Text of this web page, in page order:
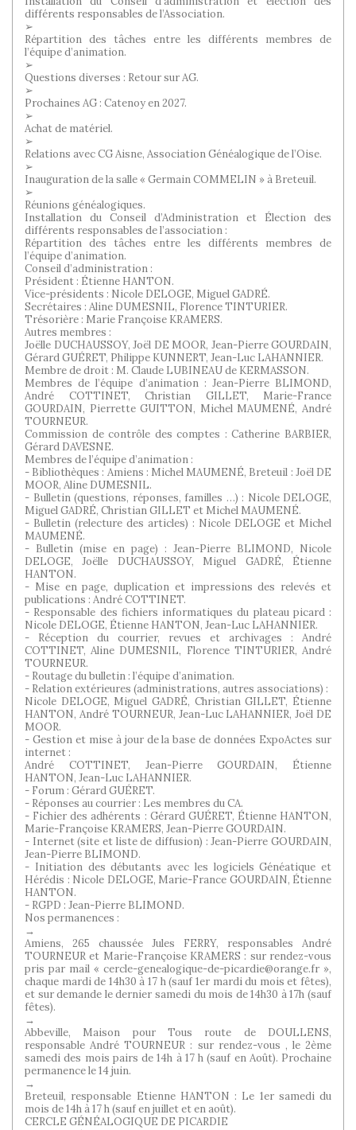
différents responsables de l’Association.
➢
Répartition des tâches entre les différents membres de
l’équipe d’animation.
➢
Questions diverses : Retour sur AG.
➢
Prochaines AG : Catenoy en 2027.
➢
Achat de matériel.
➢
Relations avec CG Aisne, Association Généalogique de l’Oise.
➢
Inauguration de la salle « Germain COMMELIN » à Breteuil.
➢
Réunions généalogiques.
Installation du Conseil d’Administration et Élection des
différents responsables de l’association :
Répartition des tâches entre les différents membres de
l’équipe d’animation.
Conseil d’administration :
Président : Étienne HANTON.
Vice-présidents : Nicole DELOGE, Miguel GADRÉ.
Secrétaires : Aline DUMESNIL, Florence TINTURIER.
Trésorière : Marie Françoise KRAMERS.
Autres membres :
Joëlle DUCHAUSSOY, Joël DE MOOR, Jean-Pierre GOURDAIN,
Gérard GUÉRET, Philippe KUNNERT, Jean-Luc LAHANNIER.
Membre de droit : M. Claude LUBINEAU de KERMASSON.
Membres de l’équipe d’animation : Jean-Pierre BLIMOND,
André COTTINET, Christian GILLET, Marie-France
GOURDAIN, Pierrette GUITTON, Michel MAUMENÉ, André
TOURNEUR.
Commission de contrôle des comptes : Catherine BARBIER,
Gérard DAVESNE.
Membres de l’équipe d’animation :
- Bibliothèques : Amiens : Michel MAUMENÉ, Breteuil : Joël DE
MOOR, Aline DUMESNIL.
- Bulletin (questions, réponses, familles …) : Nicole DELOGE,
Miguel GADRÉ, Christian GILLET et Michel MAUMENÉ.
- Bulletin (relecture des articles) : Nicole DELOGE et Michel
MAUMENÉ.
- Bulletin (mise en page) : Jean-Pierre BLIMOND, Nicole
DELOGE, Joëlle DUCHAUSSOY, Miguel GADRÉ, Étienne
HANTON.
- Mise en page, duplication et impressions des relevés et
publications : André COTTINET.
- Responsable des fichiers informatiques du plateau picard :
Nicole DELOGE, Étienne HANTON, Jean-Luc LAHANNIER.
- Réception du courrier, revues et archivages : André
COTTINET, Aline DUMESNIL, Florence TINTURIER, André
TOURNEUR.
- Routage du bulletin : l’équipe d’animation.
- Relation extérieures (administrations, autres associations) :
Nicole DELOGE, Miguel GADRÉ, Christian GILLET, Étienne
HANTON, André TOURNEUR, Jean-Luc LAHANNIER, Joël DE
MOOR.
- Gestion et mise à jour de la base de données ExpoActes sur
internet :
André COTTINET, Jean-Pierre GOURDAIN, Étienne
HANTON, Jean-Luc LAHANNIER.
- Forum : Gérard GUÉRET.
- Réponses au courrier : Les membres du CA.
- Fichier des adhérents : Gérard GUÉRET, Étienne HANTON,
Marie-Françoise KRAMERS, Jean-Pierre GOURDAIN.
- Internet (site et liste de diffusion) : Jean-Pierre GOURDAIN,
Jean-Pierre BLIMOND.
- Initiation des débutants avec les logiciels Généatique et
Hérédis : Nicole DELOGE, Marie-France GOURDAIN, Étienne
HANTON.
- RGPD : Jean-Pierre BLIMOND.
Nos permanences :
→
Amiens, 265 chaussée Jules FERRY, responsables André
TOURNEUR et Marie-Françoise KRAMERS : sur rendez-vous
pris par mail « cercle-genealogique-de-picardie@orange.fr »,
chaque mardi de 14h30 à 17 h (sauf 1er mardi du mois et fêtes),
et sur demande le dernier samedi du mois de 14h30 à 17h (sauf
fêtes).
→
Abbeville, Maison pour Tous route de DOULLENS,
responsable André TOURNEUR : sur rendez-vous , le 2ème
samedi des mois pairs de 14h à 17 h (sauf en Août). Prochaine
permanence le 14 juin.
→
Breteuil, responsable Etienne HANTON : Le 1er samedi du
mois de 14h à 17 h (sauf en juillet et en août).
CERCLE GÉNÉALOGIQUE DE PICARDIE